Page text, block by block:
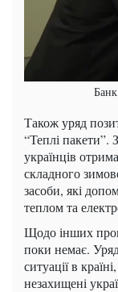
Також уряд
“Теплі пакети”.
українців
складного
засоби, які
теплом та
Щодо інших
поки немає.
ситуації в
незахищені